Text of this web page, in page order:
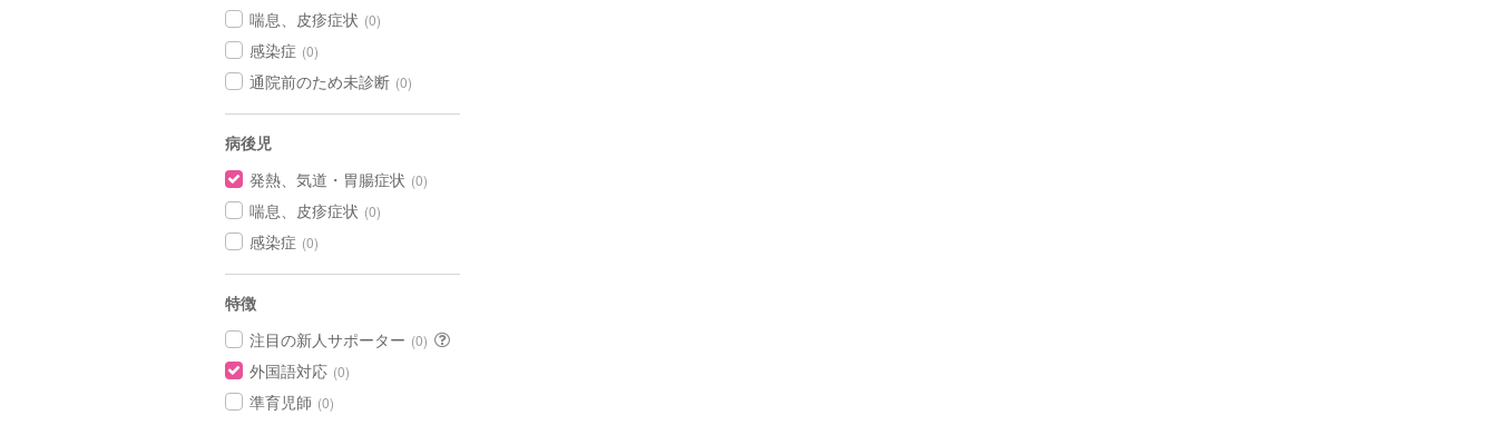
喘息、皮疹症状 (0)
感染症 (0)
通院前のため未診断 (0)
病後児
発熱、気道・胃腸症状 (0)
喘息、皮疹症状 (0)
感染症 (0)
特徴
注目の新人サポーター (0)
外国語対応 (0)
準育児師 (0)